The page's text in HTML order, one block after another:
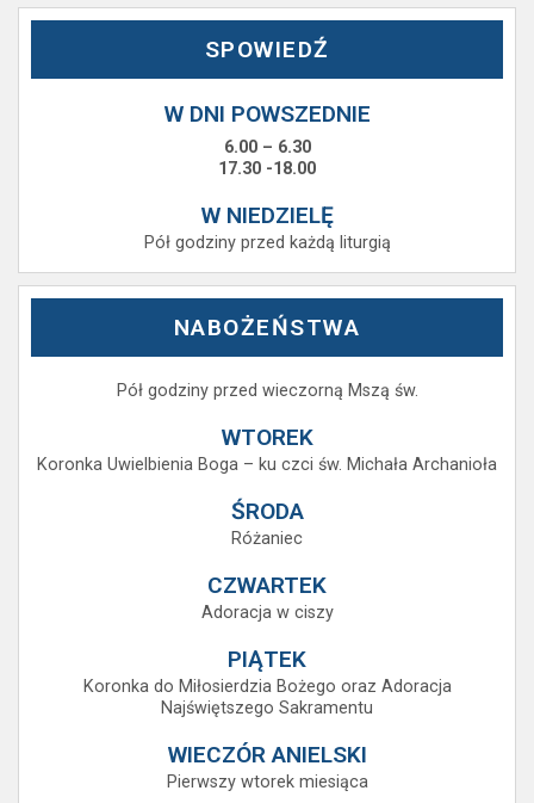
SPOWIEDŹ
W DNI POWSZEDNIE
6.00 – 6.30
17.30 -18.00
W NIEDZIELĘ
Pół godziny przed każdą liturgią
NABOŻEŃSTWA
Pół godziny przed wieczorną Mszą św.
WTOREK
Koronka Uwielbienia Boga – ku czci św. Michała Archanioła
ŚRODA
Różaniec
CZWARTEK
Adoracja w ciszy
PIĄTEK
Koronka do Miłosierdzia Bożego oraz Adoracja
Najświętszego Sakramentu
WIECZÓR ANIELSKI
Pierwszy wtorek miesiąca